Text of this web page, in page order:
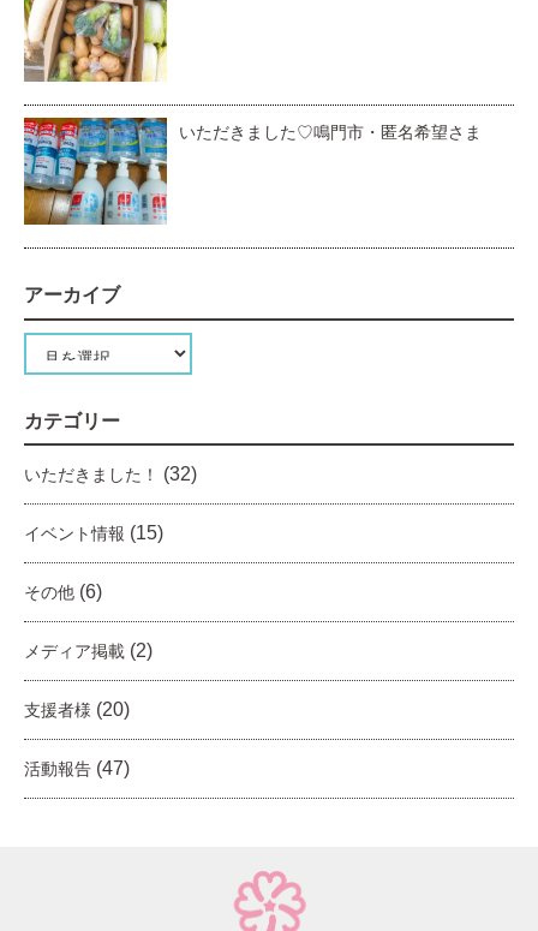
いただきました♡鳴門市・匿名希望さま
アーカイブ
カテゴリー
いただきました！ (32)
イベント情報 (15)
その他 (6)
メディア掲載 (2)
支援者様 (20)
活動報告 (47)